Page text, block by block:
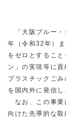
「大阪ブルー・
年（令和32年）
をゼロとするこ
ン」の実現等に
プラスチックご
を国内外に発信し
なお、この事業
向けた先導的な